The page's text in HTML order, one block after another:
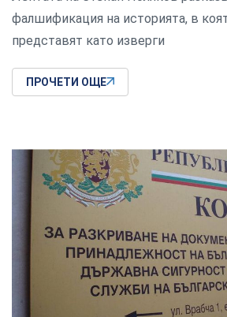
фалшификация на историята, в
представят като изверги
ПРОЧЕТИ ОЩЕ